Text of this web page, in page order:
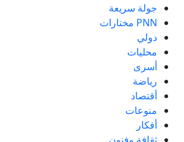
جولة سريعة
PNN مختارات
دولي
محليات
أسرى
رياضة
أقتصاد
منوعات
أفكار